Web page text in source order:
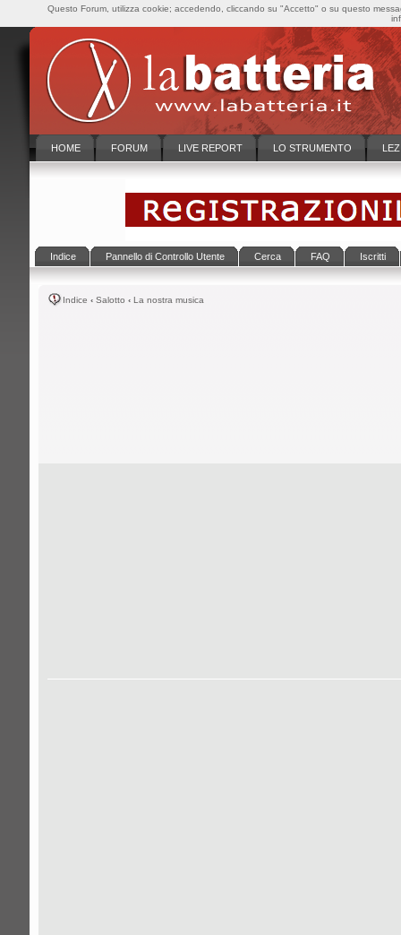
HOME FORUM LIVE REPORT LO STRUMENTO
Indice Pannello di Controllo Utente Cerca FAQ Iscritti
Indice ‹ Salotto ‹ La nostra musica
Questo Forum, utilizza cookie; accedendo, cliccando su "Accetto" o su questo